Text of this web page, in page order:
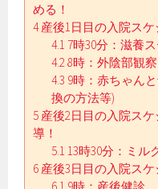
める！
4産後1日目の入院スケ
4.1 7時30分：滋養
4.2 8時：外陰部観
4.3 9時：赤ちゃん
換の方法等)
5 産後2日目の入院ス
導！
5.1 13時30分：ミル
6 産後3日目の入院ス
6.1 9時：産後健診